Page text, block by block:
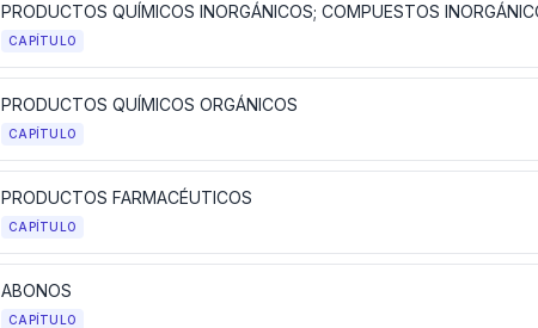
CAPÍTULO
PRODUCTOS QUÍMICOS ORGÁNICOS
CAPÍTULO
PRODUCTOS FARMACÉUTICOS
CAPÍTULO
ABONOS
CAPÍTULO